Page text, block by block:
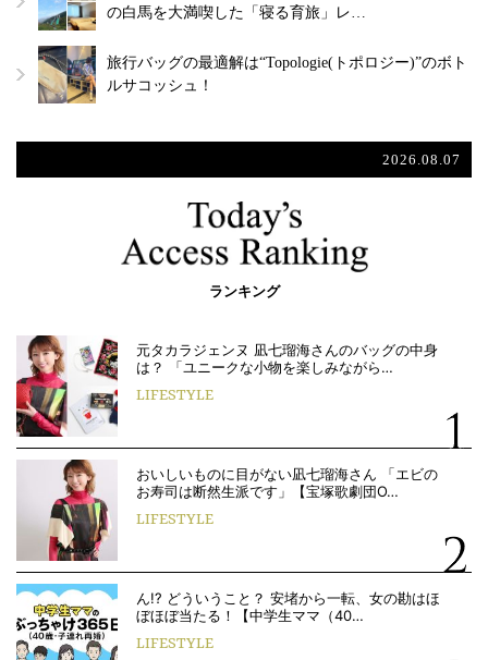
の白馬を大満喫した「寝る育旅」レ…
旅行バッグの最適解は“Topologie(トポロジー)”のボト
ルサコッシュ！
2026.08.07
ランキング
元タカラジェンヌ 凪七瑠海さんのバッグの中身
は？ 「ユニークな小物を楽しみながら…
LIFESTYLE
おいしいものに目がない凪七瑠海さん 「エビの
お寿司は断然生派です」【宝塚歌劇団O…
LIFESTYLE
ん!? どういうこと？ 安堵から一転、女の勘はほ
ぼほぼ当たる！【中学生ママ（40…
LIFESTYLE